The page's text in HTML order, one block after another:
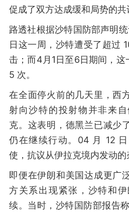
促成了双方达成缓和局势的共
路透社根据沙特国防部声明
日这一周，沙特遭受了超过
击；而4月1日至6日期间，
5 次。
在全面停火前的几天里，西
射向沙特的投射物并非来
克。这表明，德黑兰已减少
仍在继续行动。04 月 12
使，抗议从伊拉克境内发动的
即便在伊朗和美国达成更广
方关系出现紧张，沙特和
续。当时，沙特国防部报告